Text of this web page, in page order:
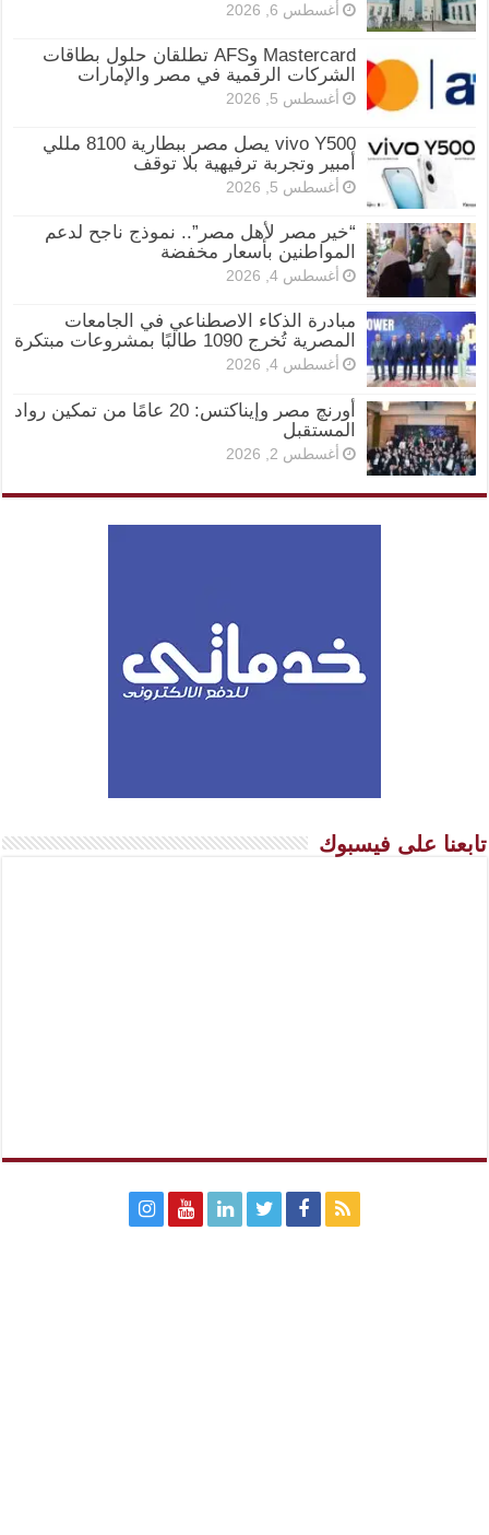
أغسطس 6, 2026
Mastercard وAFS تطلقان حلول بطاقات
الشركات الرقمية في مصر والإمارات
أغسطس 5, 2026
vivo Y500 يصل مصر ببطارية 8100 مللي
أمبير وتجربة ترفيهية بلا توقف
أغسطس 5, 2026
“خير مصر لأهل مصر”.. نموذج ناجح لدعم
المواطنين بأسعار مخفضة
أغسطس 4, 2026
مبادرة الذكاء الاصطناعي في الجامعات
المصرية تُخرج 1090 طالبًا بمشروعات مبتكرة
أغسطس 4, 2026
أورنچ مصر وإيناكتس: 20 عامًا من تمكين رواد
المستقبل
أغسطس 2, 2026
تابعنا على فيسبوك